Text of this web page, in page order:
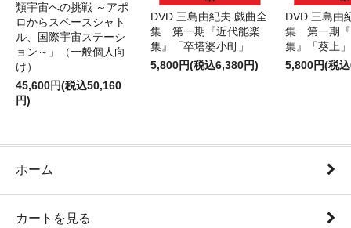
類宇宙への挑戦 ～アポ
ロからスペースシャト
ル、国際宇宙ステーシ
ョン～」（一般個人向
け）
45,600円(税込50,160
円)
DVD 三島由紀夫 戯曲全
集 第一期『近代能楽
集』「卒塔婆小町」
5,800円(税込6,380円)
DVD 三島由
集 第一期『
集』「葵上」
5,800円(税
ホーム
カートを見る